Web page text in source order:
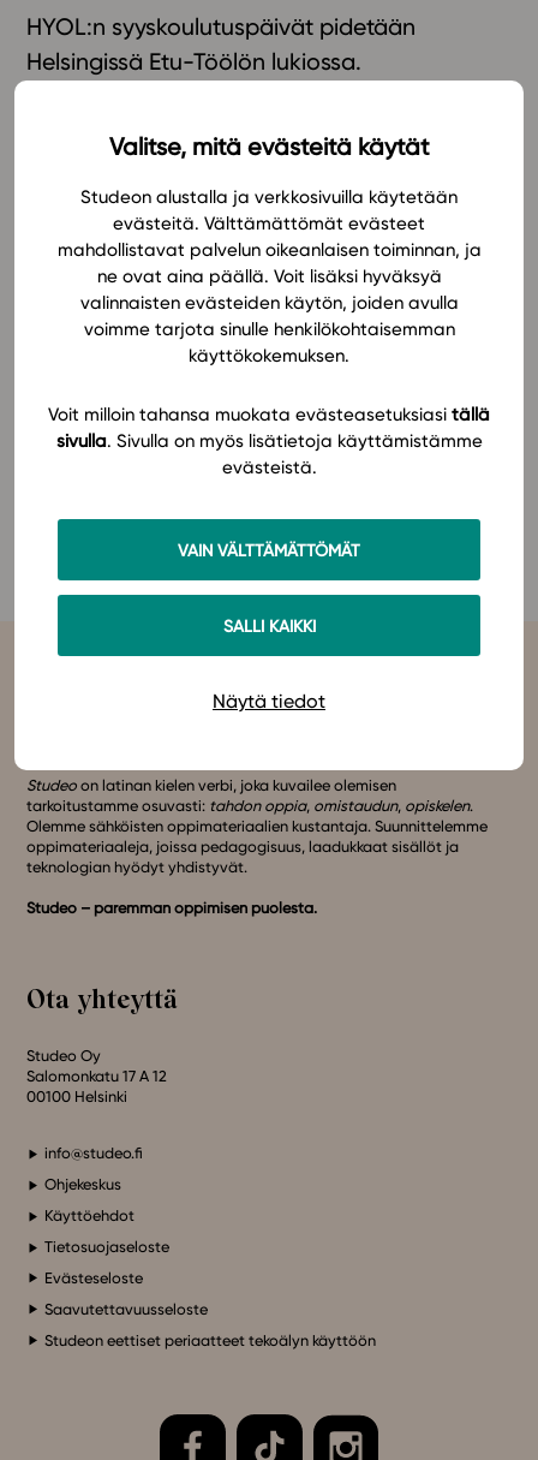
Valitse, mitä evästeitä käytät
Studeon alustalla ja verkkosivuilla käytetään
evästeitä. Välttämättömät evästeet
mahdollistavat palvelun oikeanlaisen toiminnan, ja
ne ovat aina päällä. Voit lisäksi hyväksyä
valinnaisten evästeiden käytön, joiden avulla
voimme tarjota sinulle henkilökohtaisemman
käyttökokemuksen.
Voit milloin tahansa muokata evästeasetuksiasi tällä
sivulla. Sivulla on myös lisätietoja käyttämistämme
evästeistä.
VAIN VÄLTTÄMÄTTÖMÄT
SALLI KAIKKI
Näytä tiedot
Suosittelut
Ohjekeskus
Ohjevideot
Eettiset periaatteet tekoälyn käyttöön
Tilaa uutiskirje
Ota yhteyttä
In English
HYOL:n syyskoulutuspäivät pidetään
Helsingissä Etu-Töölön lukiossa.
Studeo osallistuu 18.–19.11. järjestettävään Historian ja
yhteiskuntaopin opettajien liiton syyskoulutuspäiville.
Tule tutustumaan Studeon historian ja yhteiskuntaopin
materiaaleihin messuosastollemme!
Studeo tarjoaa monipuoliset ja pedagogisesti
laadukkaat oppimateriaalit historian ja
yhteiskuntaopin opettamiseen eri opetusasteille.
Tutustu Studeon materiaaleihin täällä: Lukion
yhteiskuntaoppija alakoulunhistoriaja
yhteiskuntaoppi
Lisätietoa tapahtumasta löydätHYOL:n
Studeo on latinan kielen verbi, joka kuvailee olemisen
tarkoitustamme osuvasti: tahdon oppia, omistaudun, opiskelen.
Olemme sähköisten oppimateriaalien kustantaja. Suunnittelemme
oppimateriaaleja, joissa pedagogisuus, laadukkaat sisällöt ja
teknologian hyödyt yhdistyvät.
Studeo – paremman oppimisen puolesta.
Ota yhteyttä
Studeo Oy
Salomonkatu 17 A 12
00100 Helsinki
info@studeo.fi
Ohjekeskus
Käyttöehdot
Tietosuojaseloste
Evästeseloste
Saavutettavuusseloste
Studeon eettiset periaatteet tekoälyn käyttöön